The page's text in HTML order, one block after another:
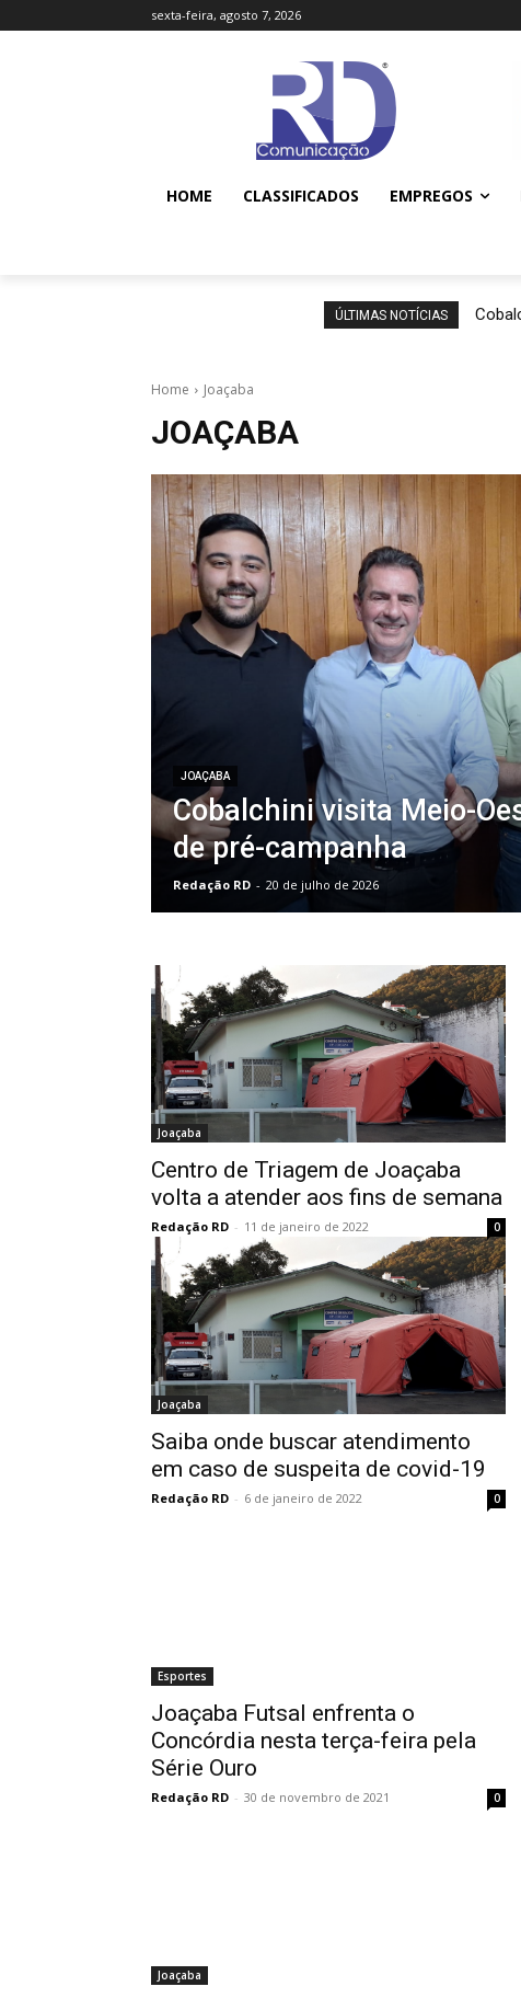
sexta-feira, agosto 7, 2026
HOME CLASSIFICADOS EMPREGOS
ÚLTIMAS NOTÍCIAS
Home Joaçaba
JOAÇABA
JOAÇABA
Cobalchini visita Meio-
de pré-campanha
Redação RD - 20 de julho de 2026
Joaçaba
Centro de Triagem de Joaçaba
volta a atender aos fins de semana
Redação RD - 11 de janeiro de 2022 0
Joaçaba
Saiba onde buscar atendimento
em caso de suspeita de covid-19
Redação RD - 6 de janeiro de 2022 0
Esportes
Joaçaba Futsal enfrenta o
Concórdia nesta terça-feira pela
Série Ouro
Redação RD - 30 de novembro de 2021 0
Joaçaba